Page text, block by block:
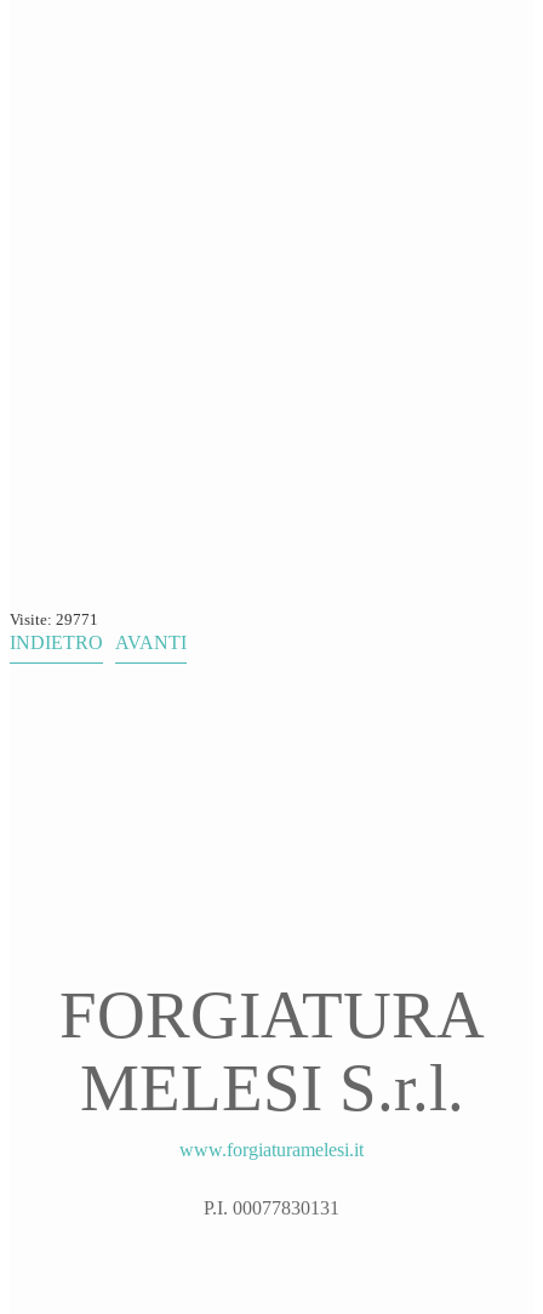
Visite: 29771
INDIETRO AVANTI
FORGIATURA
MELESI S.r.l.
www.forgiaturamelesi.it
P.I. 00077830131